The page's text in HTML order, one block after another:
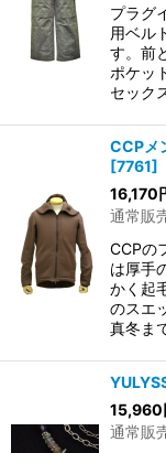
プラグ
用ベル
す。前
ポケッ
セック
CCPメ
[7761]
16,170
通常販
CCPの
は厚手
かく起
のスエ
真冬ま
15,960
通常販